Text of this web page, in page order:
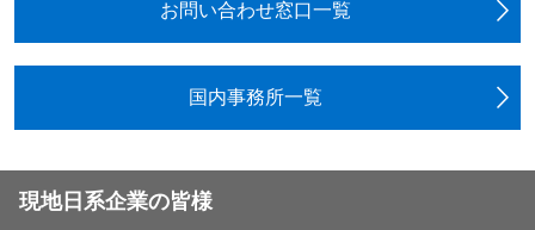
お問い合わせ窓口一覧
国内事務所一覧
現地日系企業の皆様